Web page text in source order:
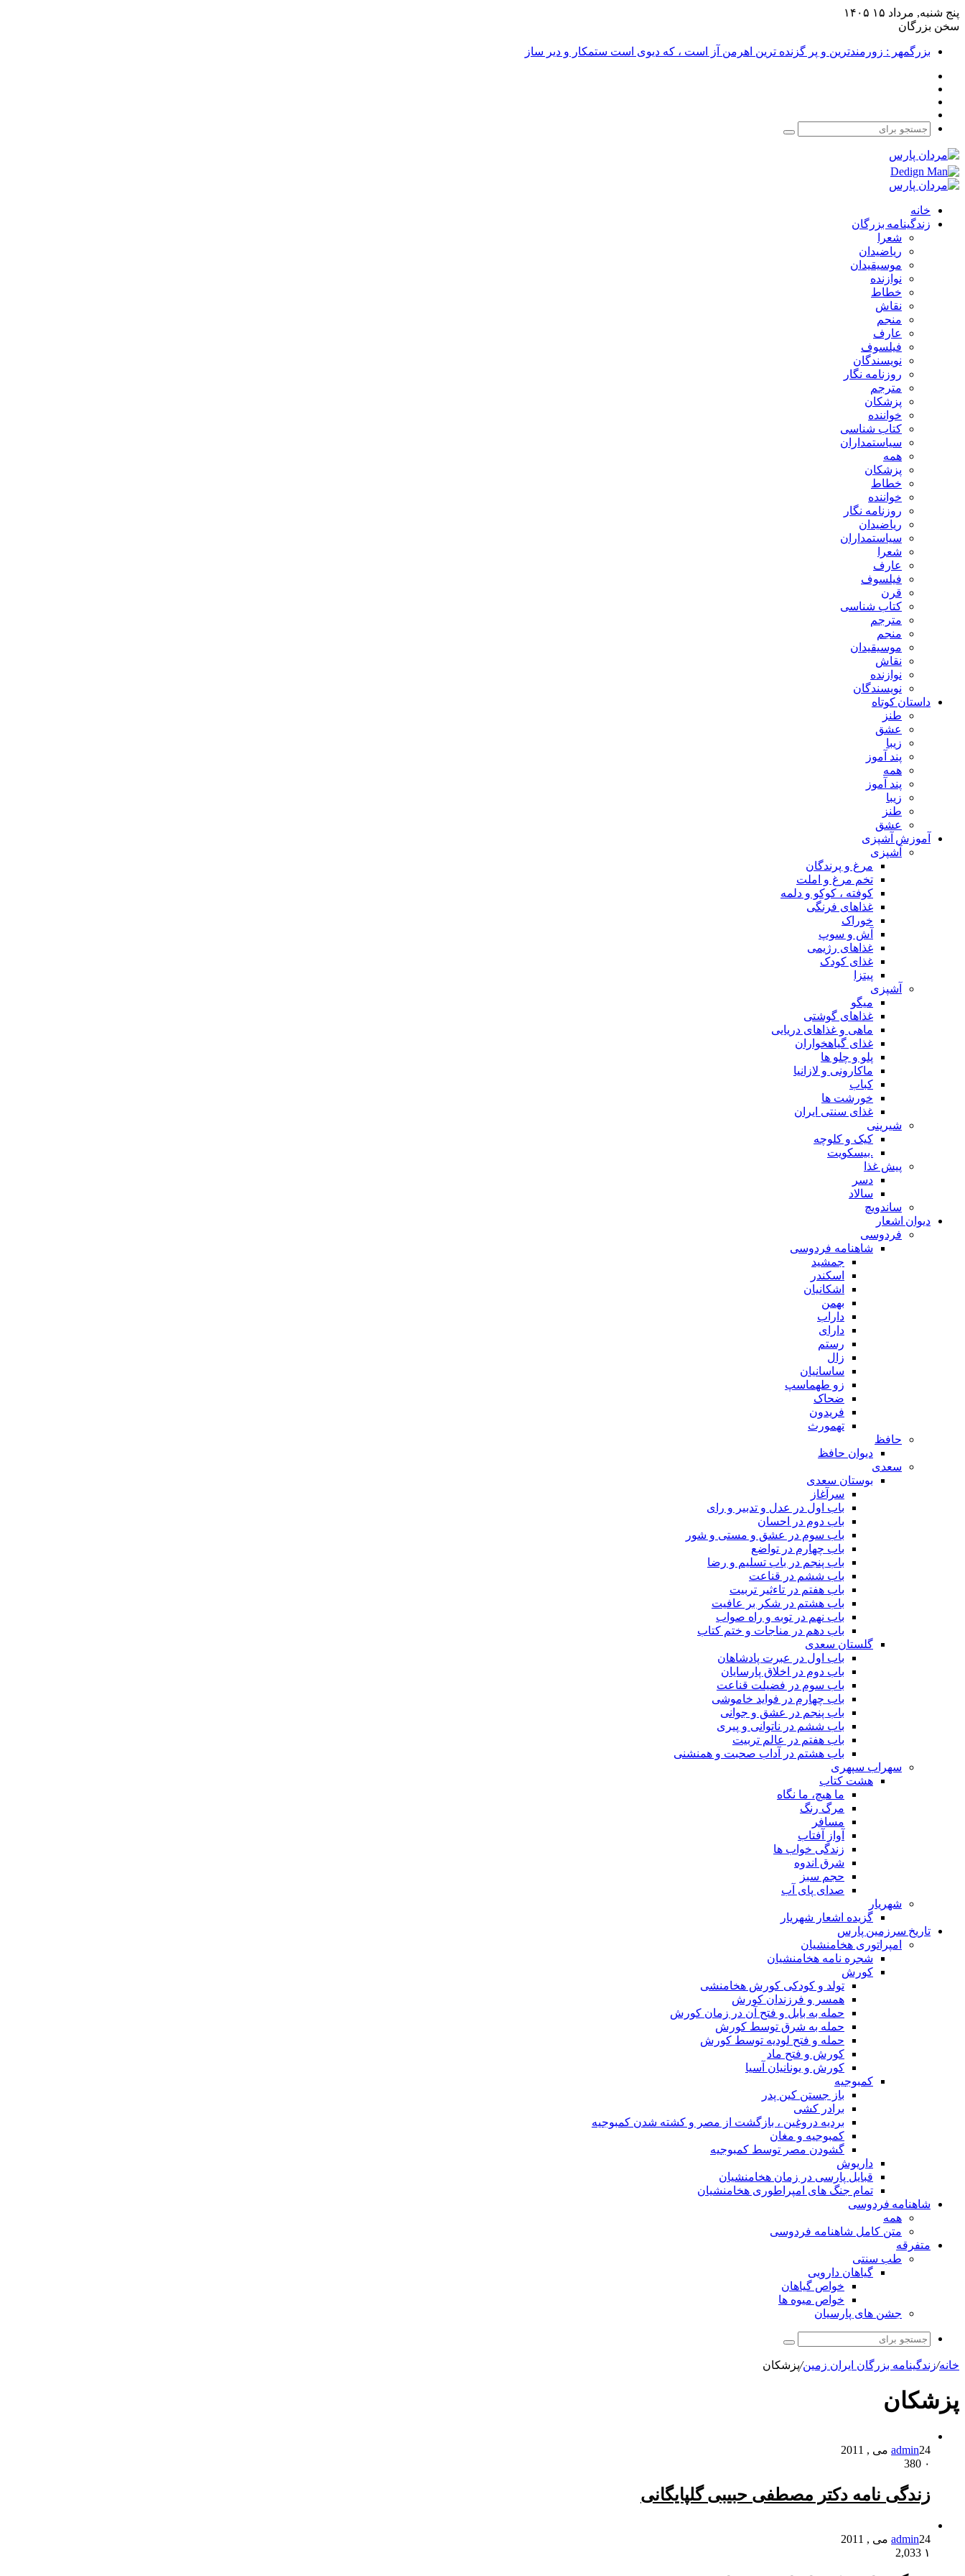
پنج شنبه, مرداد ۱۵ ۱۴۰۵
سخن بزرگان
بزرگمهر : زورمندترین و پر گزنده ترین اهرمن آز است ، که دیوی است ستمکار و دیر ساز
جستجو
خانه
زندگینامه بزرگان
شعرا
ریاضیدان
موسیقیدان
نوازنده
خطاط
نقاش
منجم
عارف
فیلسوف
نویسندگان
روزنامه نگار
مترجم
پزشکان
خواننده
کتاب شناسی
سیاستمداران
همه
پزشکان
خطاط
خواننده
روزنامه نگار
ریاضیدان
سیاستمداران
شعرا
عارف
فیلسوف
قرن
کتاب شناسی
مترجم
منجم
موسیقیدان
نقاش
نوازنده
نویسندگان
داستان کوتاه
طنز
عشق
زیبا
پند آموز
همه
پند آموز
زیبا
طنز
عشق
آموزش آشپزی
آشپزی
مرغ و پرندگان
تخم مرغ و املت
کوفته ، کوکو و دلمه
غذاهای فرنگی
خوراک
آش و سوپ
غذاهای رژیمی
غذای کودک
پیتزا
آشپزی
میگو
غذاهای گوشتی
ماهی و غذاهای دریایی
غذای گیاهخواران
پلو و چلو ها
ماکارونی و لازانیا
کباب
خورشت ها
غذای سنتی ایران
شیرینی
کیک و کلوچه
.بیسکویت
پیش غذا
دسر
سالاد
ساندویچ
دیوان اشعار
فردوسی
شاهنامه فردوسی
جمشید
اسکندر
اشکانیان
بهمن
داراب
دارای
رستم
زال
ساسانیان
زو طهماسپ‏
ضحاک
فریدون
تهمورث
حافظ
دیوان حافظ
سعدی
بوستان سعدی
سرآغاز
باب اول در عدل و تدبیر و رای
باب دوم در احسان
باب سوم در عشق و مستی و شور
باب چهارم در تواضع
باب پنجم در باب تسلیم و رضا
باب ششم در قناعت
باب هفتم در تاءثیر تربیت
باب هشتم در شکر بر عافیت
باب نهم در توبه و راه صواب
باب دهم در مناجات و ختم کتاب
گلستان سعدی
باب اول در عبرت پادشاهان
باب دوم در اخلاق پارسایان
باب سوم در فضیلت قناعت
باب چهارم در فواید خاموشى
باب پنجم در عشق و جوانى
باب ششم در ناتوانى و پیرى
باب هفتم در عالم تربیت
باب هشتم در آداب صحبت و همنشنى
سهراب سپهری
هشت کتاب
ما هیچ، ما نگاه
مرگ رنگ
مسافر
آواز آفتاب
زندگی خواب ها
شرق اندوه
حجم سبز
صدای پای آب
شهریار
گزیده اشعار شهریار
تاریخ سرزمین پارس
امپراتوری هخامنشیان
شجره نامه هخامنشیان
کورش
تولد و کودکی کورش هخامنشی
همسر و فرزندان کورش
حمله به بابل و فتح آن در زمان کورش
حمله به شرق توسط کورش
حمله و فتح لودیه توسط کورش
کورش و فتح ماد
کورش و یونانیان آسیا
کمبوجیه
باز جستن کین پدر
برادر کشی
بردیه دروغین ، بازگشت از مصر و کشته شدن کمبوجیه
کمبوجیه و مغان
گشودن مصر توسط کمبوجیه
داریوش
قبایل پارسی در زمان هخامنشیان
تمام جنگ های امپراطوری هخامنشیان
شاهنامه فردوسی
همه
متن کامل شاهنامه فردوسی
متفرقه
طب سنتی
گیاهان دارویی
خواص گیاهان
خواص میوه ها
جشن های پارسیان
جستجو
برای
خانه/زندگینامه بزرگان ایران زمین/پزشکان
پزشکان
admin24 می , 2011
۰
زندگی نامه دکتر مصطفی حبیبی گلپایگانی
admin24 می , 2011
۱